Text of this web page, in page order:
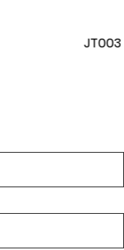
ス電源コード